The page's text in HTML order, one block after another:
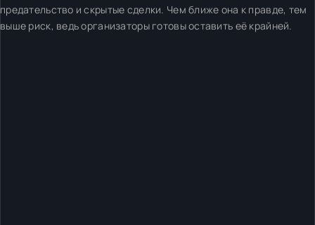
предательство и скрытые сделки. Чем ближе она к правде, тем
выше риск, ведь организаторы готовы оставить её крайней.